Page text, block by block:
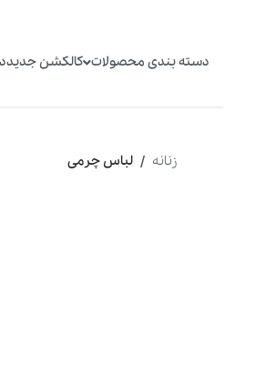
دسته بندی محصولات کالکشن جدید
زنانه لباس چرمی